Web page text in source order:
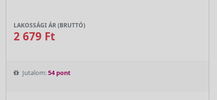
LAKOSSÁGI ÁR (BRUTTÓ)
2 679 Ft
Jutalom:54 pont